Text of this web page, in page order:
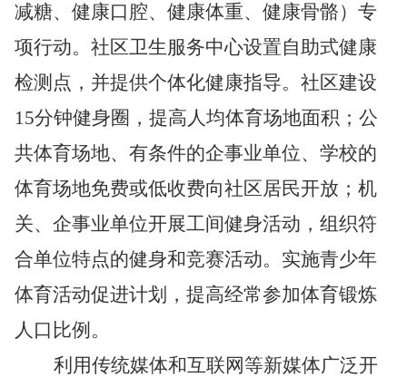
减糖、健康口腔、健康体重、健康骨骼）专
项行动。社区卫生服务中心设置自助式健康
检测点，并提供个体化健康指导。社区建设
15分钟健身圈，提高人均体育场地面积；公
共体育场地、有条件的企事业单位、学校的
体育场地免费或低收费向社区居民开放；机
关、企事业单位开展工间健身活动，组织符
合单位特点的健身和竞赛活动。实施青少年
体育活动促进计划，提高经常参加体育锻炼
人口比例。
利用传统媒体和互联网等新媒体广泛开